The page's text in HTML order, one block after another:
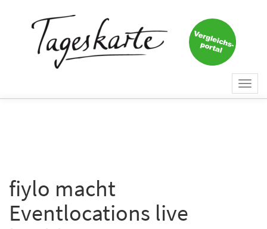
fiylo macht
Eventlocations live
Keine Nachricht mehr
verpassen!
E-Mail*